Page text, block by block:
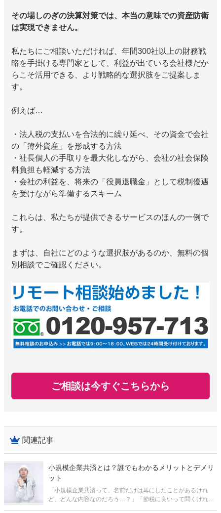
その場しのぎの決算対策では、本当の意味での資産防衛
は実現できません。
私たちにご相談いただければ、年間300社以上の財務戦
略を手掛ける専門家として、利益が出ている会社様だか
らこそ活用できる、より戦略的な選択肢をご提案しま
す。
例えば…
・法人税の支払いを合法的に繰り延べ、その資金で会社
の「簿外資産」を形成する方法
・社長個人の手取りを最大化しながら、会社の社会保険
料負担も軽減する方法
・会社の利益を、将来の「役員退職金」として税制優遇
を受けながら準備するスキーム
これらは、私たちが提供できるサービスのほんの一例で
す。
まずは、自社にどのような選択肢があるのか、無料の個
別相談でご確認ください。
ご相談は今すぐこちらから
関連記事
小規模企業共済とは？誰でもわかるメリットとデメリ
ット
「小規模企業共済って、名前だけは耳にしたことがあるけれ
ど、どんな内容なのだろう…？」「節税に良いって聞くけれ